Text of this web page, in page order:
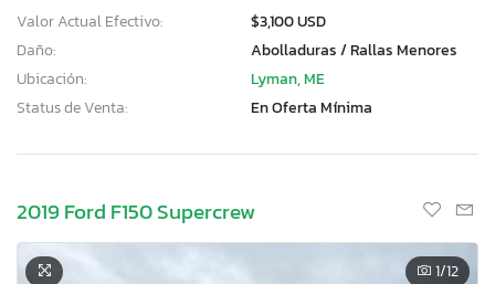
Valor Actual Efectivo:
$3,100 USD
Daño:
Abolladuras / Rallas Menores
Ubicación:
Lyman, ME
Status de Venta:
En Oferta Mínima
2019 Ford F150 Supercrew
1/12